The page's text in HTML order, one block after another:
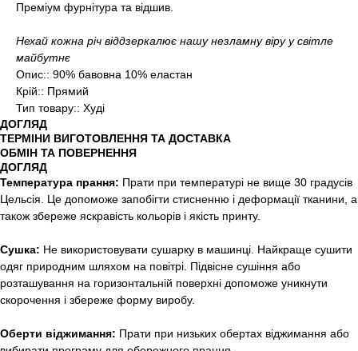
Преміум фурнітура та відшив.
Нехай кожна річ віддзеркалює нашу незламну віру у світле
майбутнє
Опис:: 90% бавовна 10% еластан
Крій:: Прямий
Тип товару:: Худі
ДОГЛЯД
ТЕРМІНИ ВИГОТОВЛЕННЯ ТА ДОСТАВКА
ОБМІН ТА ПОВЕРНЕННЯ
ДОГЛЯД
Температура прання: Прати при температурі не вище 30 градусів
Цельсія. Це допоможе запобігти стисненню і деформації тканини, а
також збереже яскравість кольорів і якість принту.
Сушка: Не використовувати сушарку в машинці. Найкраще сушити
одяг природним шляхом на повітрі. Підвісне сушіння або
розташування на горизонтальній поверхні допоможе уникнути
скорочення і збереже форму виробу.
Оберти віджимання: Прати при низьких обертах віджимання або